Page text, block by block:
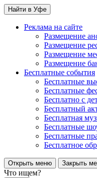
Найти в Уфе
Реклама на сайте
Размещение
Размещение
Размещение
Размещение
Бесплатные события
Бесплатные
Бесплатные
Бесплатно с
Бесплатный
Бесплатная
Бесплатные
Бесплатные
Бесплатное
Открыть меню Закрыть
Что ищем?